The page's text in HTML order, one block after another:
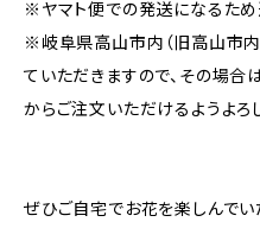
※ヤマト便での発送になるため
※岐阜県高山市内（旧高山市内
ていただきますので、その場合
からご注文いただけるようよろ
ぜひご自宅でお花を楽しんでい